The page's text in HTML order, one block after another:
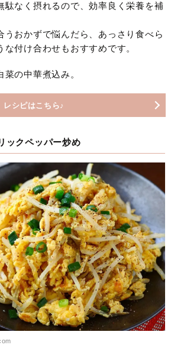
駄なく摂れるので、効率良く栄養を補
うおかずで悩んだら、あっさり食べら
付け合わせもおすすめです。
の中華煮込み。
レシピはこちら♪
ックペッパー炒め